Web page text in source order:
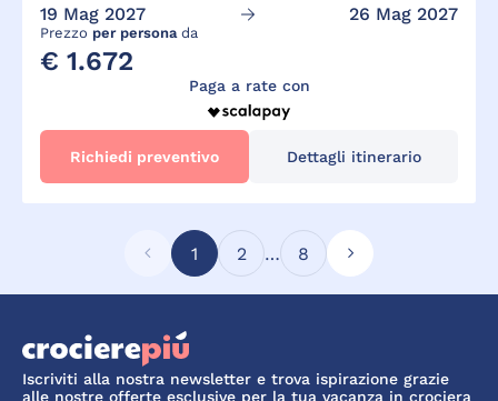
19 Mag 2027 26 Mag 2027
Prezzo per personada
€ 1.672
Paga a rate con
Richiedi preventivo Dettagli itinerario
1 2 … 8
Iscriviti alla nostra newsletter e trova ispirazione grazie
alle nostre offerte esclusive per la tua vacanza in crociera